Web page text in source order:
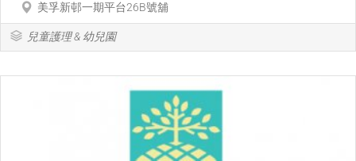
美孚新邨一期平台26B號舖
兒童護理 & 幼兒園